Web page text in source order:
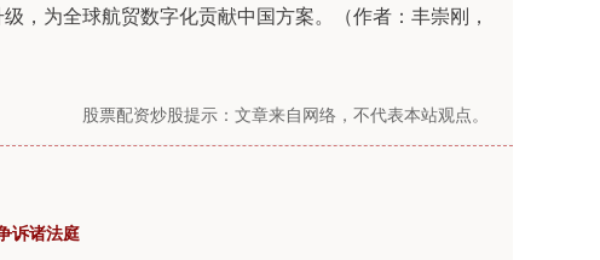
，为全球航贸数字化贡献中国方案。（作者：丰崇刚，
股票配资炒股提示：文章来自网络，不代表本站观点。
诉诸法庭